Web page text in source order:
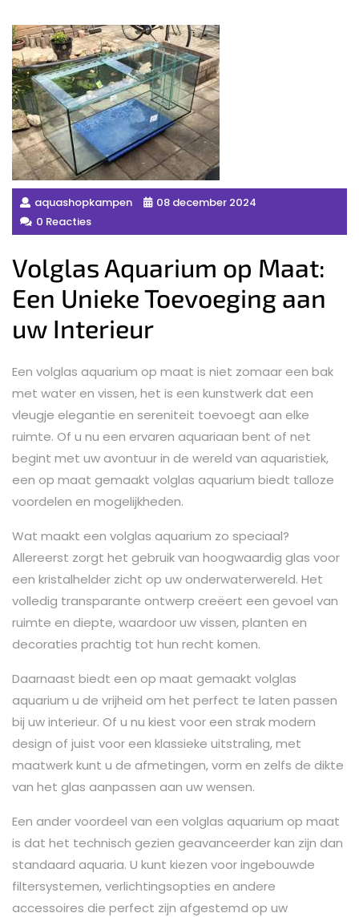
aquashopkampen
08 december 2024
0 Reacties
Volglas Aquarium op Maat:
Een Unieke Toevoeging aan
uw Interieur
Een volglas aquarium op maat is niet zomaar een bak
met water en vissen, het is een kunstwerk dat een
vleugje elegantie en sereniteit toevoegt aan elke
ruimte. Of u nu een ervaren aquariaan bent of net
begint met uw avontuur in de wereld van aquaristiek,
een op maat gemaakt volglas aquarium biedt talloze
voordelen en mogelijkheden.
Wat maakt een volglas aquarium zo speciaal?
Allereerst zorgt het gebruik van hoogwaardig glas voor
een kristalhelder zicht op uw onderwaterwereld. Het
volledig transparante ontwerp creëert een gevoel van
ruimte en diepte, waardoor uw vissen, planten en
decoraties prachtig tot hun recht komen.
Daarnaast biedt een op maat gemaakt volglas
aquarium u de vrijheid om het perfect te laten passen
bij uw interieur. Of u nu kiest voor een strak modern
design of juist voor een klassieke uitstraling, met
maatwerk kunt u de afmetingen, vorm en zelfs de dikte
van het glas aanpassen aan uw wensen.
Een ander voordeel van een volglas aquarium op maat
is dat het technisch gezien geavanceerder kan zijn dan
standaard aquaria. U kunt kiezen voor ingebouwde
filtersystemen, verlichtingsopties en andere
accessoires die perfect zijn afgestemd op uw